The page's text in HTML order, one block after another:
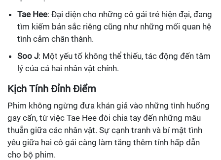
Tae Hee: Đại diện cho những cô gái trẻ hiện đại, đang
tìm kiếm bản sắc riêng cũng như những mối quan hệ
tình cảm chân thành.
Soo J: Một yếu tố không thể thiếu, tác động đến tâm
lý của cả hai nhân vật chính.
Kịch Tính Đỉnh Điểm
Phim không ngừng đưa khán giả vào những tình huống
gay cấn, từ việc Tae Hee đòi chia tay đến những mâu
thuẫn giữa các nhân vật. Sự cạnh tranh và bí mật tình
yêu giữa hai cô gái càng làm tăng thêm tính hấp dẫn
cho bộ phim.